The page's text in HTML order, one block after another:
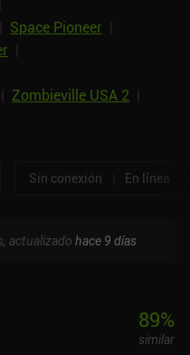
Space Pioneer
Zombieville USA 2
Sin conexión En línea
actualizado hace 9 días
89%
similar